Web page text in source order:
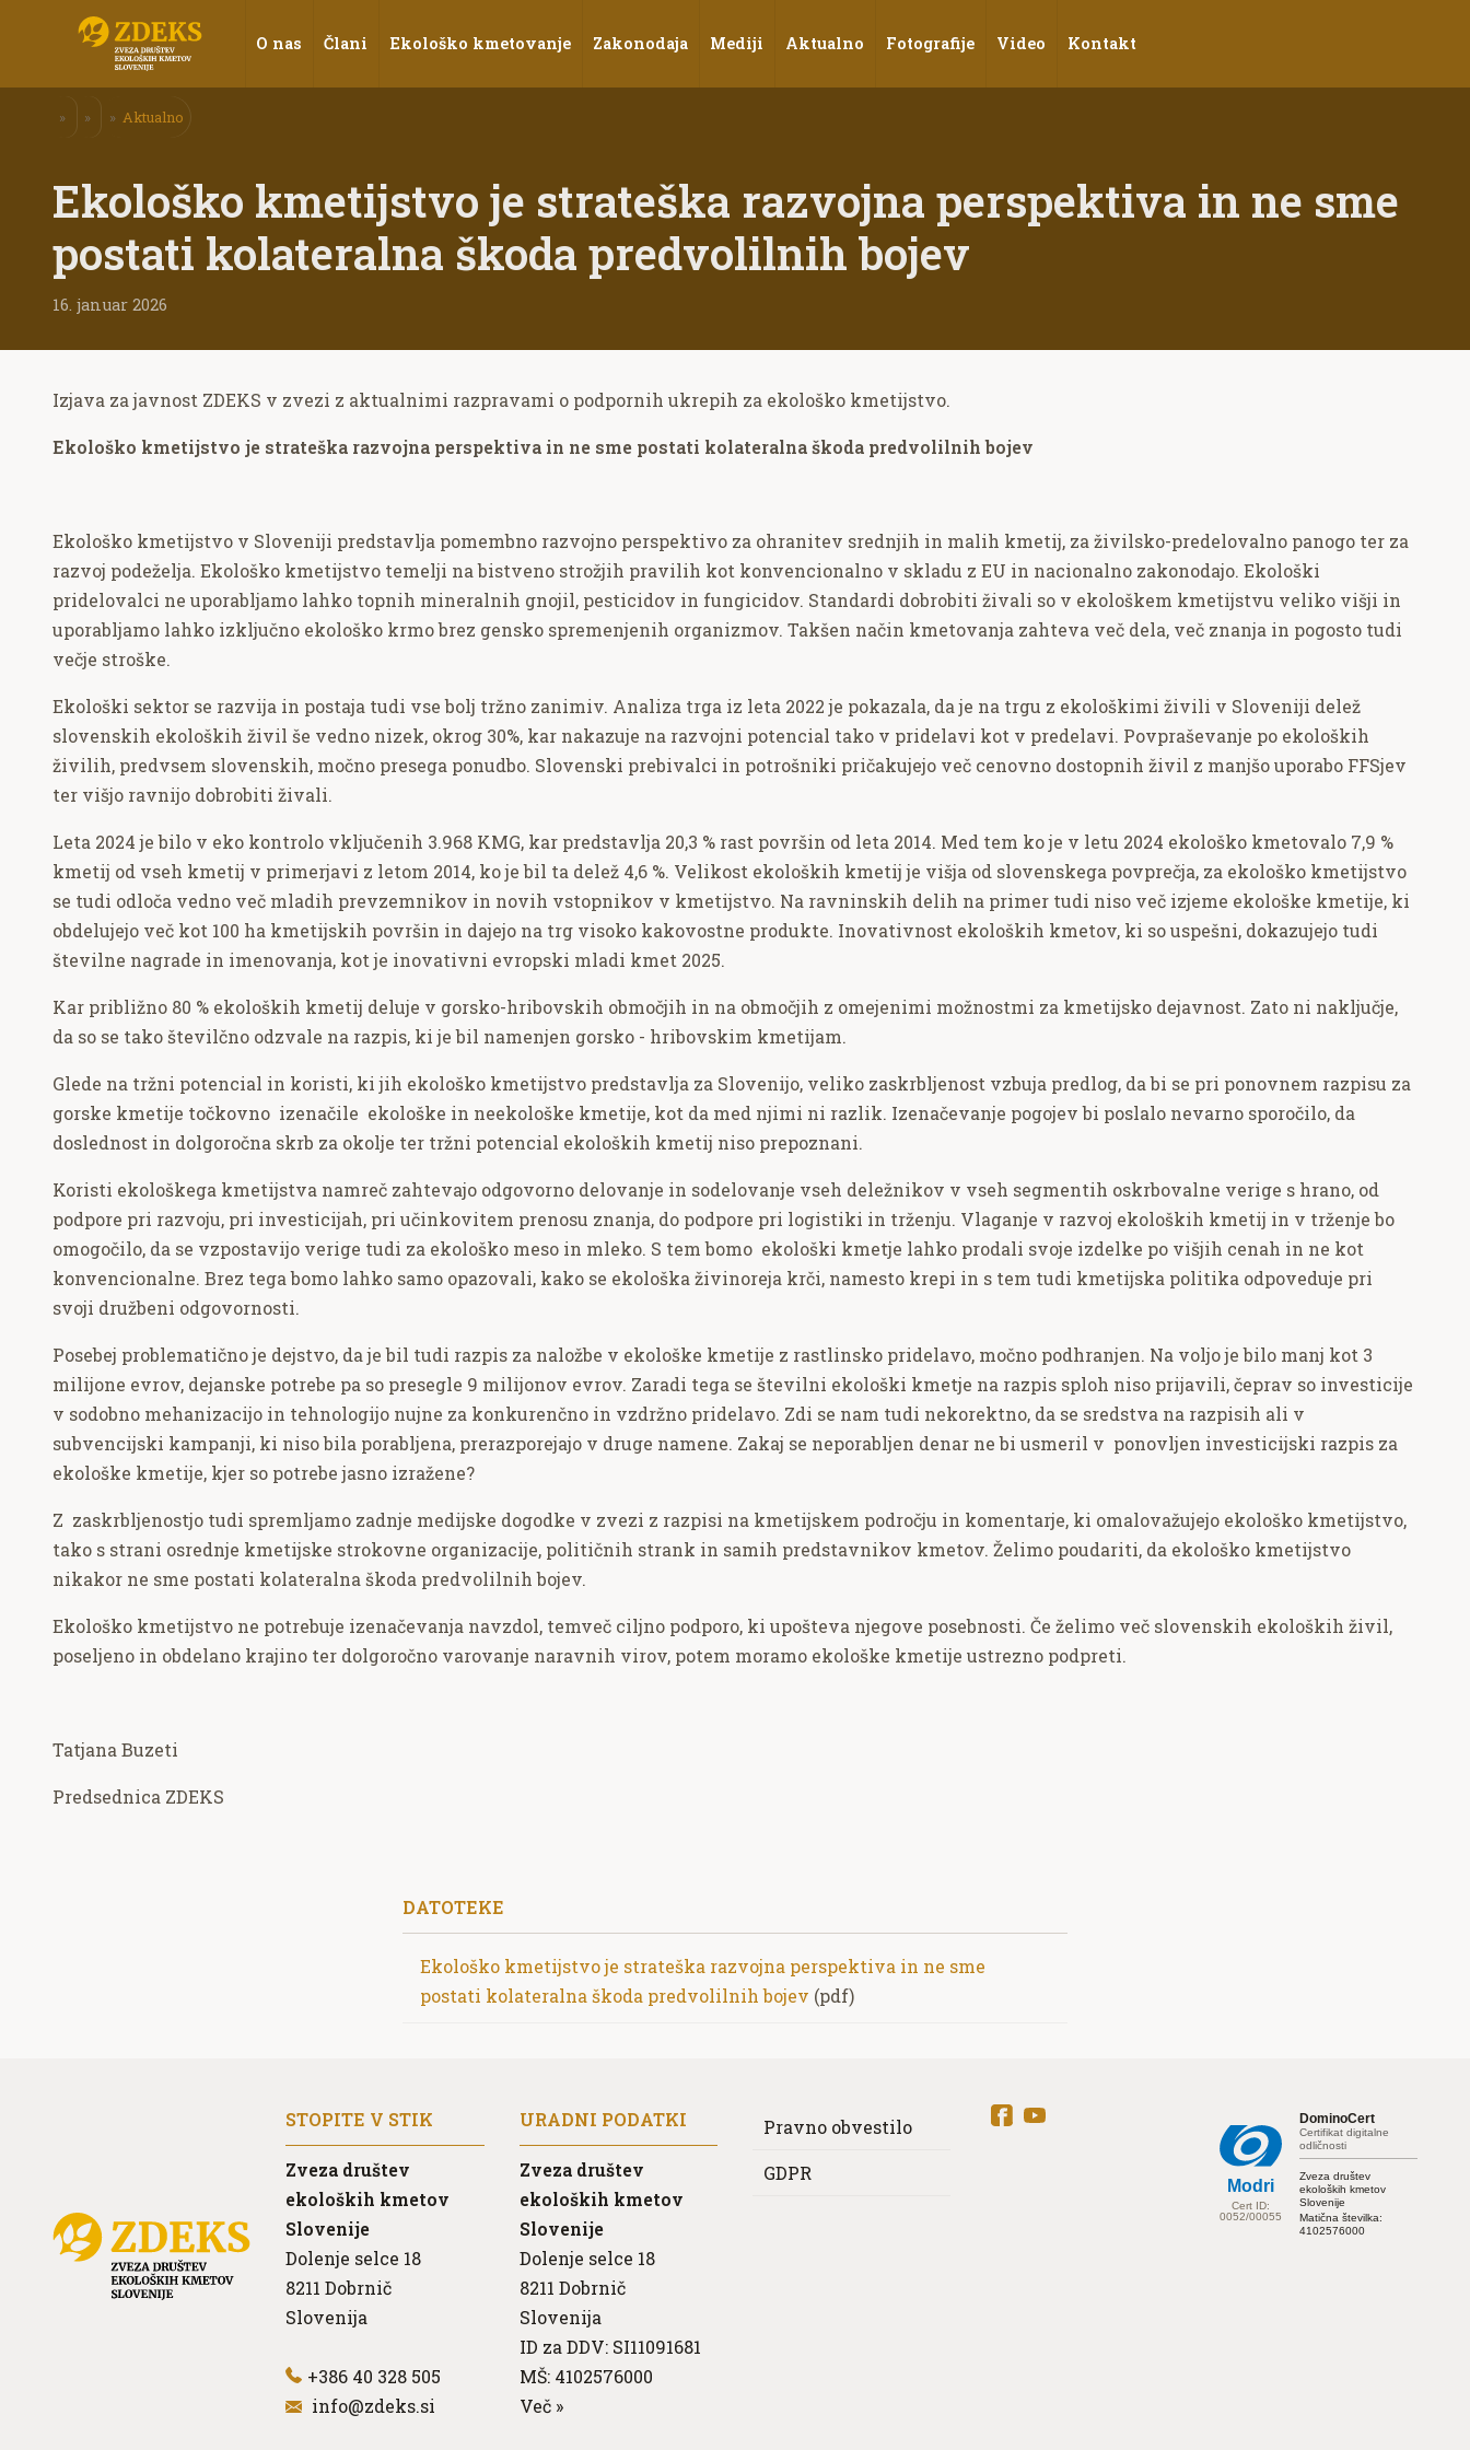
O nas Člani Ekološko kmetovanje Zakonodaja Mediji Aktualno Fotografije Video Kontakt
» » » Aktualno
Ekološko kmetijstvo je strateška razvojna perspektiva in ne sme
postati kolateralna škoda predvolilnih bojev
16. januar 2026
Izjava za javnost ZDEKS v zvezi z aktualnimi razpravami o podpornih ukrepih za ekološko kmetijstvo.
Ekološko kmetijstvo je strateška razvojna perspektiva in ne sme postati kolateralna škoda predvolilnih bojev
Ekološko kmetijstvo v Sloveniji predstavlja pomembno razvojno perspektivo za ohranitev srednjih in malih kmetij, za živilsko-predelovalno panogo ter za
razvoj podeželja. Ekološko kmetijstvo temelji na bistveno strožjih pravilih kot konvencionalno v skladu z EU in nacionalno zakonodajo. Ekološki
pridelovalci ne uporabljamo lahko topnih mineralnih gnojil, pesticidov in fungicidov. Standardi dobrobiti živali so v ekološkem kmetijstvu veliko višji in
uporabljamo lahko izključno ekološko krmo brez gensko spremenjenih organizmov. Takšen način kmetovanja zahteva več dela, več znanja in pogosto tudi
večje stroške.
Ekološki sektor se razvija in postaja tudi vse bolj tržno zanimiv. Analiza trga iz leta 2022 je pokazala, da je na trgu z ekološkimi živili v Sloveniji delež
slovenskih ekoloških živil še vedno nizek, okrog 30%, kar nakazuje na razvojni potencial tako v pridelavi kot v predelavi. Povpraševanje po ekoloških
živilih, predvsem slovenskih, močno presega ponudbo. Slovenski prebivalci in potrošniki pričakujejo več cenovno dostopnih živil z manjšo uporabo FFSjev
ter višjo ravnijo dobrobiti živali.
Leta 2024 je bilo v eko kontrolo vključenih 3.968 KMG, kar predstavlja 20,3 % rast površin od leta 2014. Med tem ko je v letu 2024 ekološko kmetovalo 7,9 %
kmetij od vseh kmetij v primerjavi z letom 2014, ko je bil ta delež 4,6 %. Velikost ekoloških kmetij je višja od slovenskega povprečja, za ekološko kmetijstvo
se tudi odloča vedno več mladih prevzemnikov in novih vstopnikov v kmetijstvo. Na ravninskih delih na primer tudi niso več izjeme ekološke kmetije, ki
obdelujejo več kot 100 ha kmetijskih površin in dajejo na trg visoko kakovostne produkte. Inovativnost ekoloških kmetov, ki so uspešni, dokazujejo tudi
številne nagrade in imenovanja, kot je inovativni evropski mladi kmet 2025.
Kar približno 80 % ekoloških kmetij deluje v gorsko-hribovskih območjih in na območjih z omejenimi možnostmi za kmetijsko dejavnost. Zato ni naključje,
da so se tako številčno odzvale na razpis, ki je bil namenjen gorsko - hribovskim kmetijam.
Glede na tržni potencial in koristi, ki jih ekološko kmetijstvo predstavlja za Slovenijo, veliko zaskrbljenost vzbuja predlog, da bi se pri ponovnem razpisu za
gorske kmetije točkovno izenačile ekološke in neekološke kmetije, kot da med njimi ni razlik. Izenačevanje pogojev bi poslalo nevarno sporočilo, da
doslednost in dolgoročna skrb za okolje ter tržni potencial ekoloških kmetij niso prepoznani.
Koristi ekološkega kmetijstva namreč zahtevajo odgovorno delovanje in sodelovanje vseh deležnikov v vseh segmentih oskrbovalne verige s hrano, od
podpore pri razvoju, pri investicijah, pri učinkovitem prenosu znanja, do podpore pri logistiki in trženju. Vlaganje v razvoj ekoloških kmetij in v trženje bo
omogočilo, da se vzpostavijo verige tudi za ekološko meso in mleko. S tem bomo ekološki kmetje lahko prodali svoje izdelke po višjih cenah in ne kot
konvencionalne. Brez tega bomo lahko samo opazovali, kako se ekološka živinoreja krči, namesto krepi in s tem tudi kmetijska politika odpoveduje pri
svoji družbeni odgovornosti.
Posebej problematično je dejstvo, da je bil tudi razpis za naložbe v ekološke kmetije z rastlinsko pridelavo, močno podhranjen. Na voljo je bilo manj kot 3
milijone evrov, dejanske potrebe pa so presegle 9 milijonov evrov. Zaradi tega se številni ekološki kmetje na razpis sploh niso prijavili, čeprav so investicije
v sodobno mehanizacijo in tehnologijo nujne za konkurenčno in vzdržno pridelavo. Zdi se nam tudi nekorektno, da se sredstva na razpisih ali v
subvencijski kampanji, ki niso bila porabljena, prerazporejajo v druge namene. Zakaj se neporabljen denar ne bi usmeril v ponovljen investicijski razpis za
ekološke kmetije, kjer so potrebe jasno izražene?
Z zaskrbljenostjo tudi spremljamo zadnje medijske dogodke v zvezi z razpisi na kmetijskem področju in komentarje, ki omalovažujejo ekološko kmetijstvo,
tako s strani osrednje kmetijske strokovne organizacije, političnih strank in samih predstavnikov kmetov. Želimo poudariti, da ekološko kmetijstvo
nikakor ne sme postati kolateralna škoda predvolilnih bojev.
Ekološko kmetijstvo ne potrebuje izenačevanja navzdol, temveč ciljno podporo, ki upošteva njegove posebnosti. Če želimo več slovenskih ekoloških živil,
poseljeno in obdelano krajino ter dolgoročno varovanje naravnih virov, potem moramo ekološke kmetije ustrezno podpreti.
Tatjana Buzeti
Predsednica ZDEKS
DATOTEKE
Ekološko kmetijstvo je strateška razvojna perspektiva in ne sme
postati kolateralna škoda predvolilnih bojev (pdf)
STOPITE V STIK
Zveza društev
ekoloških kmetov
Slovenije
Dolenje selce 18
8211 Dobrnič
Slovenija
+386 40 328 505
info@zdeks.si
URADNI PODATKI
Zveza društev
ekoloških kmetov
Slovenije
Dolenje selce 18
8211 Dobrnič
Slovenija
ID za DDV: SI11091681
MŠ: 4102576000
Več»
Pravno obvestilo
GDPR
Modri
Cert ID:
0052/00055
DominoCert
Certifikat digitalne
odličnosti
Zveza društev
ekoloških kmetov
Slovenije
Matična številka:
4102576000